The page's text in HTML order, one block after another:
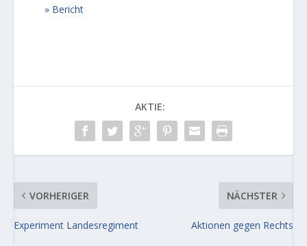
Bericht
AKTIE:
VORHERIGER
Experiment Landesregiment
NÄCHSTER
Aktionen gegen Rechts